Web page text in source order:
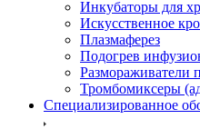
Инкубаторы для
Искусственное
Плазмаферез
Подогрев
Размораживатели
Тромбомиксеры
Специализированное